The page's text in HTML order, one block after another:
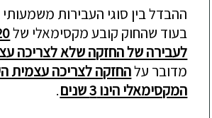
ההבדל בין סוגי העבירות משמעותי
בעוד שהחוק קובע מקסימאלי של
לעבירה של החזקה שלא לצריכה
מדובר עלהחזקה לצריכה עצמית
המקסימאלי הינו 3 שנים
.